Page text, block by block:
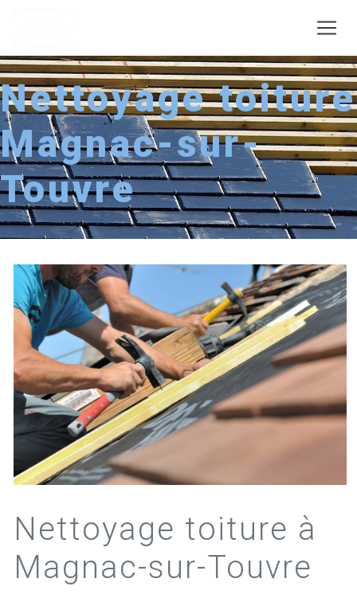
Nettoyage toiture
Magnac-sur-
Touvre
Nettoyage toiture à
Magnac-sur-Touvre